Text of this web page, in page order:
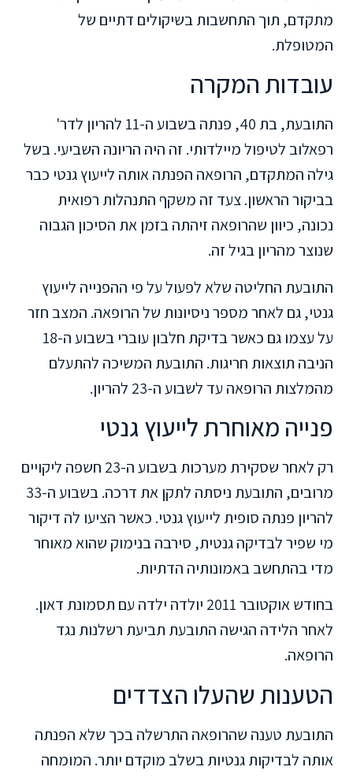
מתקדם, תוך התחשבות בשיקולים דתיים של
המטופלת.
עובדות המקרה
התובעת, בת 40, פנתה בשבוע ה-11 להריון לדר'
רפאלוב לטיפול מיילדותי. זה היה הריונה השביעי. בשל
גילה המתקדם, הרופאה הפנתה אותה לייעוץ גנטי כבר
בביקור הראשון. צעד זה משקף התנהלות רפואית
נכונה, כיוון שהרופאה זיהתה בזמן את הסיכון הגבוה
שנוצר מהריון בגיל זה.
התובעת החליטה שלא לפעול על פי ההפנייה לייעוץ
גנטי, גם לאחר מספר ניסיונות של הרופאה. המצב חזר
על עצמו גם כאשר בדיקת חלבון עוברי בשבוע ה-18
הניבה תוצאות חריגות. התובעת המשיכה להתעלם
מהמלצות הרופאה עד לשבוע ה-23 להריון.
פנייה מאוחרת לייעוץ גנטי
רק לאחר שסקירת מערכות בשבוע ה-23 חשפה ליקויים
מרובים, התובעת ניסתה לתקן את דרכה. בשבוע ה-33
להריון פנתה סופית לייעוץ גנטי. כאשר הציעו לה דיקור
מי שפיר לבדיקה גנטית, סירבה בנימוק שהוא מאוחר
מדי בהתחשב באמונותיה הדתיות.
בחודש אוקטובר 2011 יולדה ילדה עם תסמונת דאון.
לאחר הלידה הגישה התובעת תביעת רשלנות נגד
הרופאה.
הטענות שהעלו הצדדים
התובעת טענה שהרופאה התרשלה בכך שלא הפנתה
אותה לבדיקות גנטיות בשלב מוקדם יותר. המומחה